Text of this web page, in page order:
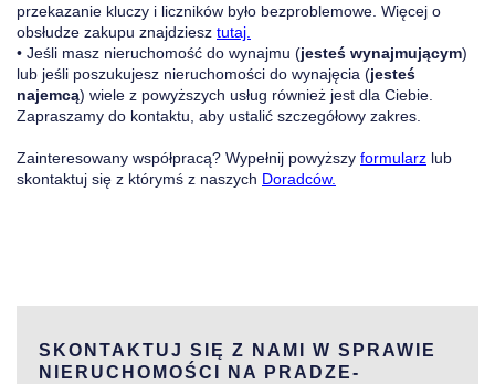
przekazanie kluczy i liczników było bezproblemowe. Więcej o
obsłudze zakupu znajdziesz tutaj.
• Jeśli masz nieruchomość do wynajmu (jesteś wynajmującym)
lub jeśli poszukujesz nieruchomości do wynajęcia (jesteś
najemcą) wiele z powyższych usług również jest dla Ciebie.
Zapraszamy do kontaktu, aby ustalić szczegółowy zakres.
Zainteresowany współpracą? Wypełnij powyższy formularz lub
skontaktuj się z którymś z naszych Doradców.
SKONTAKTUJ SIĘ Z NAMI W SPRAWIE
NIERUCHOMOŚCI NA PRADZE-